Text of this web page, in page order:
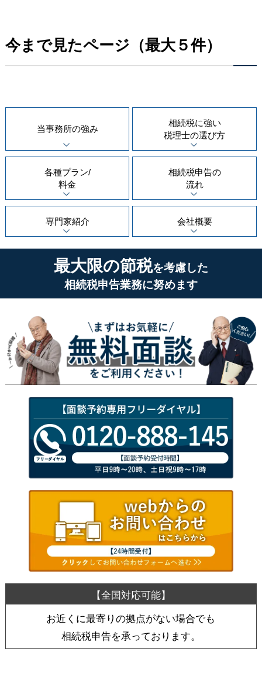
今まで見たページ（最大５件）
当事務所の強み
相続税に強い
税理士の選び方
各種プラン/
料金
相続税申告の
流れ
専門家紹介 会社概要
最大限の節税を考慮した
相続税申告業務に努めます
お近くに最寄りの拠点がない場合でも
相続税申告を承っております。